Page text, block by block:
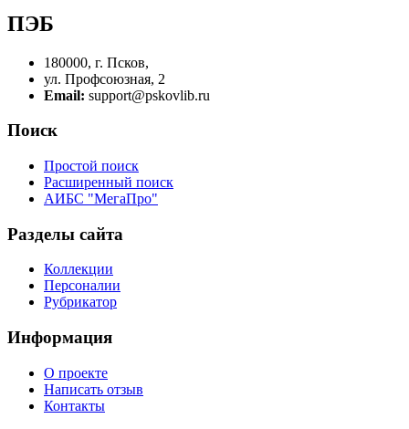
ПЭБ
180000, г. Псков,
ул. Профсоюзная, 2
Email: support@pskovlib.ru
Поиск
Простой поиск
Расширенный поиск
АИБС "МегаПро"
Разделы сайта
Коллекции
Персоналии
Рубрикатор
Информация
О проекте
Написать отзыв
Контакты